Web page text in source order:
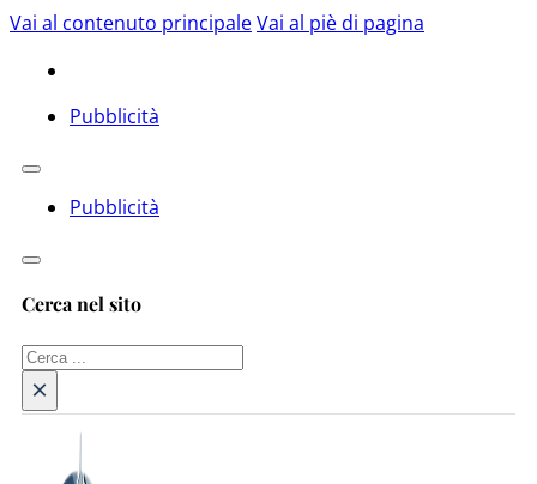
Vai al contenuto principaleVai al piè di pagina
Pubblicità
Pubblicità
Cerca nel sito
Cerca
×